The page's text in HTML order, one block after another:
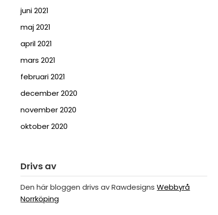
juni 2021
maj 2021
april 2021
mars 2021
februari 2021
december 2020
november 2020
oktober 2020
Drivs av
Den här bloggen drivs av RawdesignsWebbyrå
Norrköping